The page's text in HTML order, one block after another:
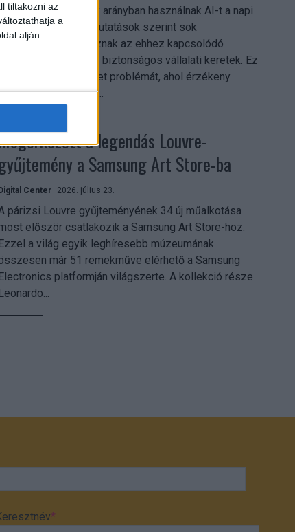
tiltakozni az
a
alján
munkavállalók nagy arányban használnak AI-t a napi
ám friss kutatások szerint sok
szervezetnél hiányoznak az ehhez kapcsolódó
világos irányelvek és biztonságos vállalati keretek. Ez
különösen ott jelenthet problémát, ahol érzékeny
információkkal...
a legendás Louvre-
a Samsung Art Store-ba
Center 2026. július 23.
párizsi Louvre gyűjteményének 34 új műalkotása
először csatlakozik a Samsung Art Store-hoz.
Ezzel a világ egyik leghíresebb múzeumának
már 51 remekműve elérhető a Samsung
Electronics platformján világszerte. A kollekció része
Leonardo...
*